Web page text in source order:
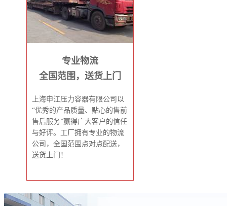
专业物流
全国范围，送货上门
上海申江压力容器有限公司以
“优秀的产品质量、贴心的售前
售后服务”赢得广大客户的信任
与好评。工厂拥有专业的物流
公司，全国范围点对点配送，
送货上门！